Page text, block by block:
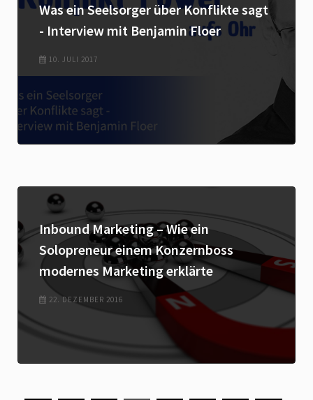
Was ein Seelsorger über Konflikte sagt
- Interview mit Benjamin Floer
10. JULI 2017
Inbound Marketing – Wie ein
Solopreneur einem Konzernboss
modernes Marketing erklärte
22. DEZEMBER 2016